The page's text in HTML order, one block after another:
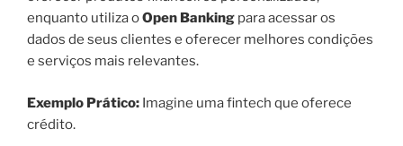
enquanto utiliza oOpen Banking para acessar os
dados de seus clientes e oferecer melhores condições
e serviços mais relevantes.
Exemplo Prático: Imagine uma fintech que oferece
crédito.